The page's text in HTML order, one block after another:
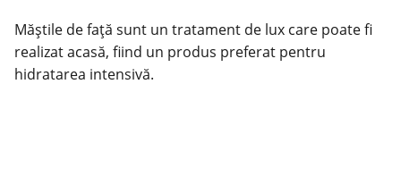
Măștile de față sunt un tratament de lux care poate fi
realizat acasă, fiind un produs preferat pentru
hidratarea intensivă.